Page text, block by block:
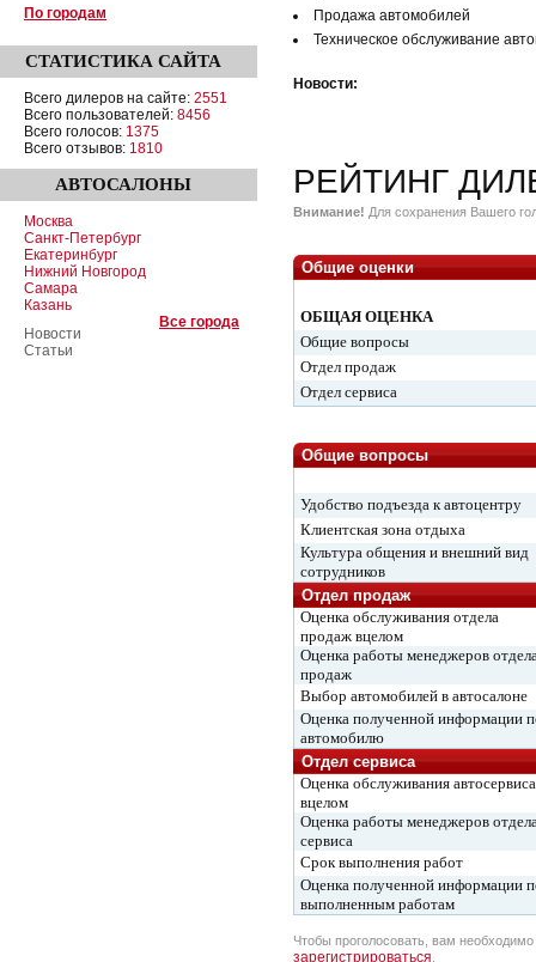
По городам
СТАТИСТИКА САЙТА
Всего дилеров на сайте: 2551
Всего пользователей: 8456
Всего голосов: 1375
Всего отзывов: 1810
АВТОСАЛОНЫ
Москва
Санкт-Петербург
Екатеринбург
Нижний Новгород
Самара
Казань
Все города
Новости
Статьи
Продажа автомобилей
Техническое обслуживание
Новости:
РЕЙТИНГ
Внимание! Для сохранения Вашего
Общие оценки
ОБЩАЯ ОЦЕНКА
Общие вопросы
Отдел продаж
Отдел сервиса
Общие вопросы
Удобство подъезда к автоцентру
Клиентская зона отдыха
Культура общения и внешний вид
сотрудников
Отдел продаж
Оценка обслуживания отдела
продаж вцелом
Оценка работы менеджеров
продаж
Выбор автомобилей в автосалоне
Оценка полученной информации
автомобилю
Отдел сервиса
Оценка обслуживания автосервиса
вцелом
Оценка работы менеджеров
сервиса
Срок выполнения работ
Оценка полученной информации
выполненным работам
Чтобы проголосовать, вам необходимо
зарегистрироваться